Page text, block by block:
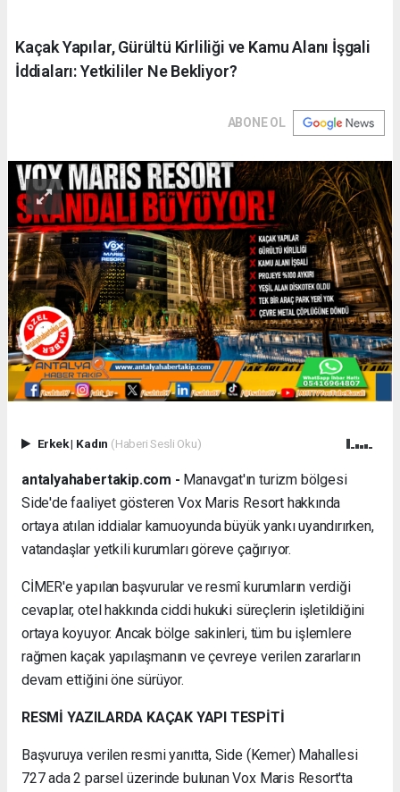
Kaçak Yapılar, Gürültü Kirliliği ve Kamu Alanı İşgali
İddiaları: Yetkililer Ne Bekliyor?
ABONE OL
Erkek| Kadın (Haberi Sesli Oku)
antalyahabertakip.com - Manavgat'ın turizm bölgesi
Side'de faaliyet gösteren Vox Maris Resort hakkında
ortaya atılan iddialar kamuoyunda büyük yankı uyandırırken,
vatandaşlar yetkili kurumları göreve çağırıyor.
CİMER'e yapılan başvurular ve resmî kurumların verdiği
cevaplar, otel hakkında ciddi hukuki süreçlerin işletildiğini
ortaya koyuyor. Ancak bölge sakinleri, tüm bu işlemlere
rağmen kaçak yapılaşmanın ve çevreye verilen zararların
devam ettiğini öne sürüyor.
RESMİ YAZILARDA KAÇAK YAPI TESPİTİ
Başvuruya verilen resmi yanıtta, Side (Kemer) Mahallesi
727 ada 2 parsel üzerinde bulunan Vox Maris Resort'ta